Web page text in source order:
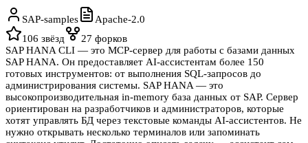
SAP-samples
Apache-2.0
106 звёзд 27 форков
SAP HANA CLI — это MCP-сервер для работы с базами данных
SAP HANA. Он предоставляет AI-ассистентам более 150
готовых инструментов: от выполнения SQL-запросов до
администрирования системы. SAP HANA — это
высокопроизводительная in-memory база данных от SAP. Сервер
ориентирован на разработчиков и администраторов, которые
хотят управлять БД через текстовые команды AI-ассистентов. Не
нужно открывать несколько терминалов или запоминать